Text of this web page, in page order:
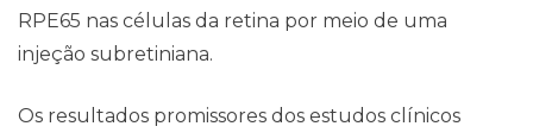
RPE65 nas células da retina por meio de uma
injeção subretiniana.
Os resultados promissores dos estudos clínicos